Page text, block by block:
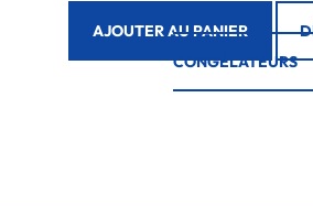
AJOUTER AU PANIER
CONGÉLATEURS